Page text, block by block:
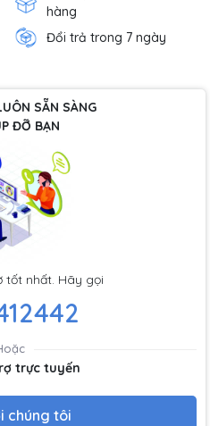
hàng
Đổi trả trong 7 ngày
SẴN SÀNG
ĐỠ BẠN
tốt nhất. Hãy gọi
trực tuyến
chúng tôi